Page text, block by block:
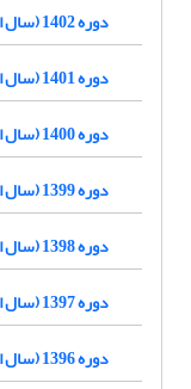
دوره 1402 (سال انتشار 1402)
دوره 1401 (سال انتشار 1401)
دوره 1400 (سال انتشار 1400)
دوره 1399 (سال انتشار 1399)
دوره 1398 (سال انتشار 1399)
دوره 1397 (سال انتشار 1397)
دوره 1396 (سال انتشار 1397)